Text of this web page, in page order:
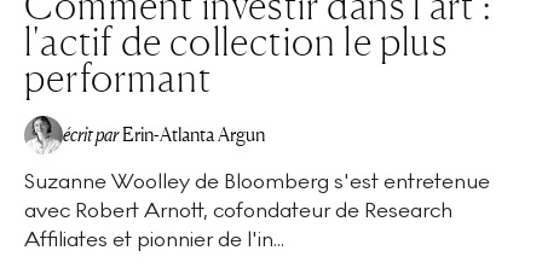
l'actif de collection le plus
performant
écrit par Erin-Atlanta Argun
Suzanne Woolley de Bloomberg s'est entretenue
avec Robert Arnott, cofondateur de Research
Affiliates et pionnier de l'in...